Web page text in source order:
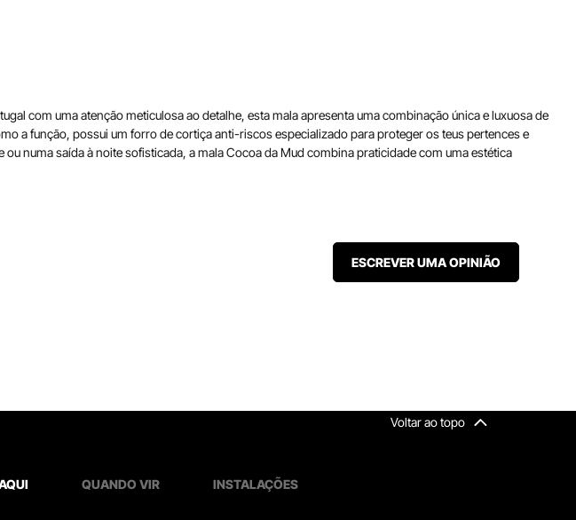
com uma atenção meticulosa ao detalhe, esta mala apresenta uma combinação única e luxuosa de
a função, possui um forro de cortiça anti-riscos especializado para proteger os teus pertences e
numa saída à noite sofisticada, a mala Cocoa da Mud combina praticidade com uma estética
ESCREVER UMA OPINIÃO
Voltar ao topo
QUANDO VIR INSTALAÇÕES